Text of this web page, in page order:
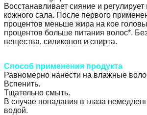
Восстанавливает сияние и
кожного сала. После первого
процентов меньше жира на кое
процентов больше питания волос*.
вещества, силиконов и спирта.
Способ применения продукта
Равномерно нанести на влажные
Вспенить.
Тщательно смыть.
В случае попадания в глаза
водой.